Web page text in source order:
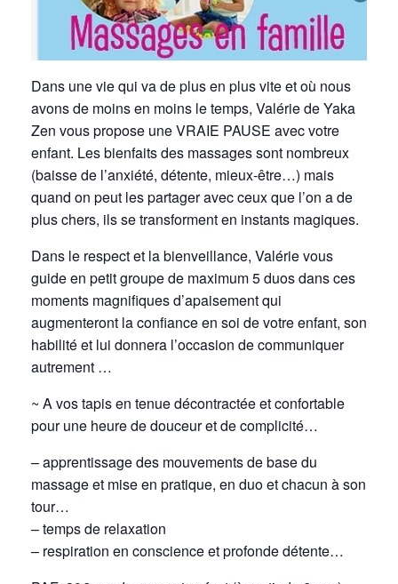
Dans une vie qui va de plus en plus vite et où nous
avons de moins en moins le temps, Valérie de Yaka
Zen vous propose une VRAIE PAUSE avec votre
enfant. Les bienfaits des massages sont nombreux
(baisse de l’anxiété, détente, mieux-être…) mais
quand on peut les partager avec ceux que l’on a de
plus chers, ils se transforment en instants magiques.
Dans le respect et la bienveillance, Valérie vous
guide en petit groupe de maximum 5 duos dans ces
moments magnifiques d’apaisement qui
augmenteront la confiance en soi de votre enfant, son
habilité et lui donnera l’occasion de communiquer
autrement …
~ A vos tapis en tenue décontractée et confortable
pour une heure de douceur et de complicité…
– apprentissage des mouvements de base du
massage et mise en pratique, en duo et chacun à son
tour…
– temps de relaxation
– respiration en conscience et profonde détente…